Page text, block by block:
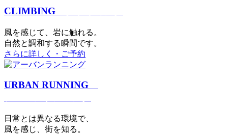
CLIMBING
⾵を感じて、岩に触れる。
⾃然と調和する瞬間です。
さらに詳しく・ご予約
URBAN RUNNING
日常とは異なる環境で、
風を感じ、街を知る。